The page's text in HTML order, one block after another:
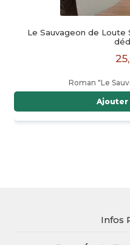
Le Sauvageon de Loute
Roman "Le
Ajouter
Infos